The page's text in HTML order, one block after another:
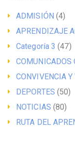
ADMISIÓN (4)
APRENDIZAJE
Categoría 3 (47)
COMUNICADOS
CONVIVENCIA
DEPORTES (50)
NOTICIAS (80)
RUTA DEL